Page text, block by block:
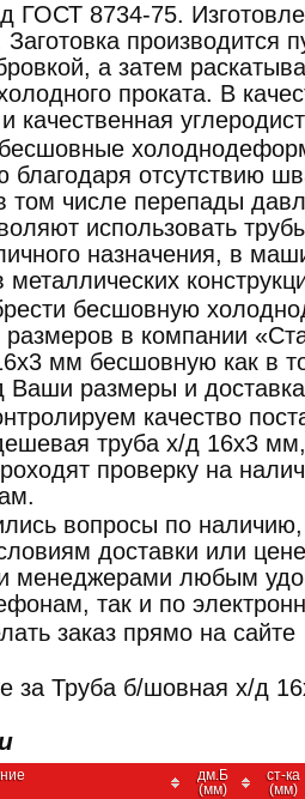
ГОСТ 8734-75.
производится
а затем
проката. В
качественная
благодаря отсутствию
том числе перепады
использовать
назначения, в
металлических
бесшовную
в компании
мм бесшовную как в
Ваши размеры и
качество
труба х/д 16x3
проверку на
вопросы по наличию,
доставки или
менеджерами любым
так и по
заказ прямо на
за Труба б/шовная х/д
дм.Б
(мм)
ст-ка
(мм)